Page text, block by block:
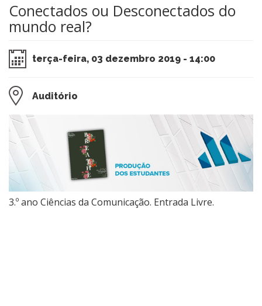
Conectados ou Desconectados do
mundo real?
terça-feira, 03 dezembro 2019 - 14:00
Auditório
​3.º ano Ciências da Comunicação. Entrada Livre.